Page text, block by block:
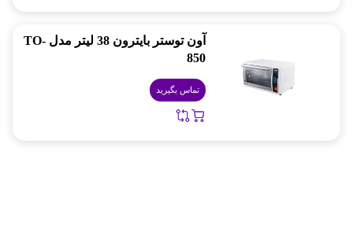
آون توستر بایترون 38 لیتر مدل TO-
850
تماس بگیرید